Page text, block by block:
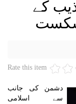
کے
شکست
Rate this item
دشمن کی جانب
سے اسلامی